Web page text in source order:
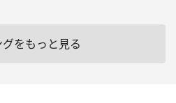
をもっと見る